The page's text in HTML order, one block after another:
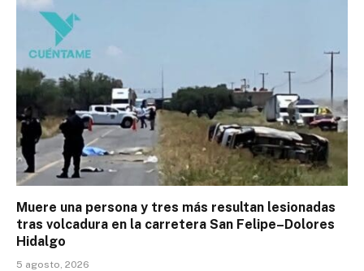
Muere una persona y tres más resultan lesionadas
tras volcadura en la carretera San Felipe–Dolores
Hidalgo
5 agosto, 2026